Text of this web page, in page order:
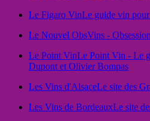
Le Figaro VinLe guide vin
Le Nouvel ObsVins - Obsession
Le Point VinLe Point Vin - Le
Dupont et Olivier Bompas
Les Vins d'AlsaceLe site des
Les Vins de BordeauxLe site